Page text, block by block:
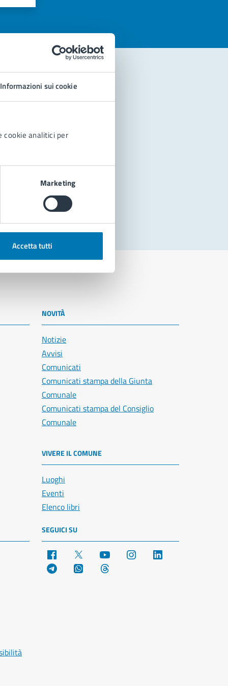
Informazioni sui cookie
cookie analitici per
Marketing
Accetta tutti
NOVITÀ
Notizie
Avvisi
Comunicati
Comunicati stampa della Giunta
Comunale
Comunicati stampa del Consiglio
Comunale
VIVERE IL COMUNE
Luoghi
Eventi
Elenco libri
SEGUICI SU
Facebook YouTube Instagram
Telegram WhatsApp